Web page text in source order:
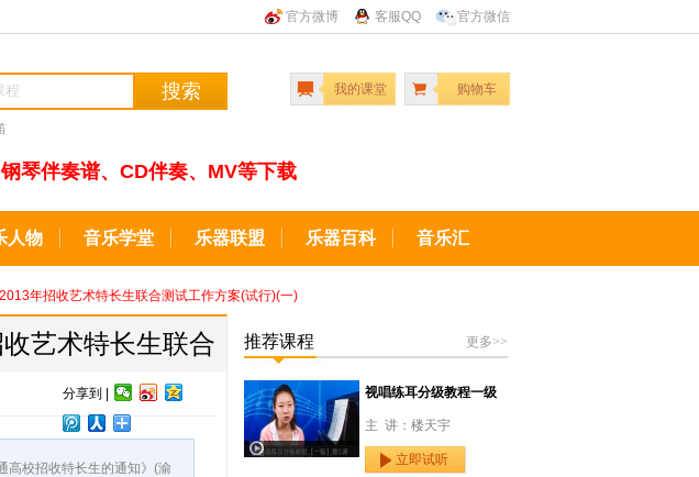
官方微博 客服QQ 官方微信
搜索 我的课堂 购物车
琴伴奏谱、CD伴奏、MV等下载
人物 音乐学堂 乐器联盟 乐器百科 音乐汇
年招收艺术特长生联合测试工作方案(试行)(一)
艺术特长生联合
分享到 |
校招收特长生的通知》(渝
更多>>
推荐课程
视唱练耳分级教程一级
主 讲：楼天宇
立即试听